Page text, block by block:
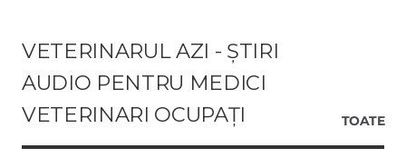
VETERINARUL AZI - ȘTIRI
AUDIO PENTRU MEDICI
VETERINARI OCUPAȚI
TOATE